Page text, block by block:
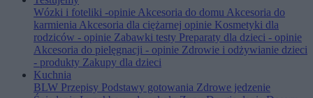
Wózki i foteliki -opinieAkcesoria do domu Akcesoria do
karmieniaAkcesoria dla ciężarnej opinie Kosmetyki dla
rodziców - opinie Zabawki testy Preparaty dla dzieci - opinie
Akcesoria do pielęgnacji - opinie Zdrowie i odżywianie dzieci
- produkty Zakupy dla dzieci
Kuchnia
BLW Przepisy Podstawy gotowania Zdrowe jedzenie